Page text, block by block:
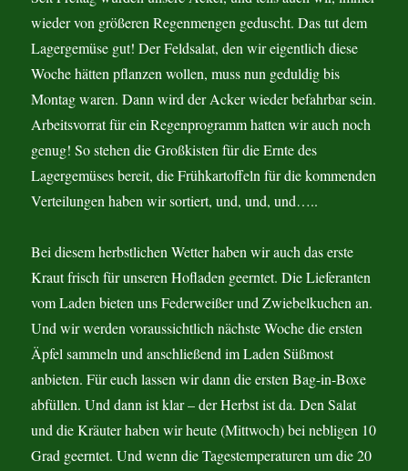
wieder von größeren Regenmengen geduscht. Das tut dem
Lagergemüse gut! Der Feldsalat, den wir eigentlich diese
Woche hätten pflanzen wollen, muss nun geduldig bis
Montag waren. Dann wird der Acker wieder befahrbar sein.
Arbeitsvorrat für ein Regenprogramm hatten wir auch noch
genug! So stehen die Großkisten für die Ernte des
Lagergemüses bereit, die Frühkartoffeln für die kommenden
Verteilungen haben wir sortiert, und, und, und…..
Bei diesem herbstlichen Wetter haben wir auch das erste
Kraut frisch für unseren Hofladen geerntet. Die Lieferanten
vom Laden bieten uns Federweißer und Zwiebelkuchen an.
Und wir werden voraussichtlich nächste Woche die ersten
Äpfel sammeln und anschließend im Laden Süßmost
anbieten. Für euch lassen wir dann die ersten Bag-in-Boxe
abfüllen. Und dann ist klar – der Herbst ist da. Den Salat
und die Kräuter haben wir heute (Mittwoch) bei nebligen 10
Grad geerntet. Und wenn die Tagestemperaturen um die 20